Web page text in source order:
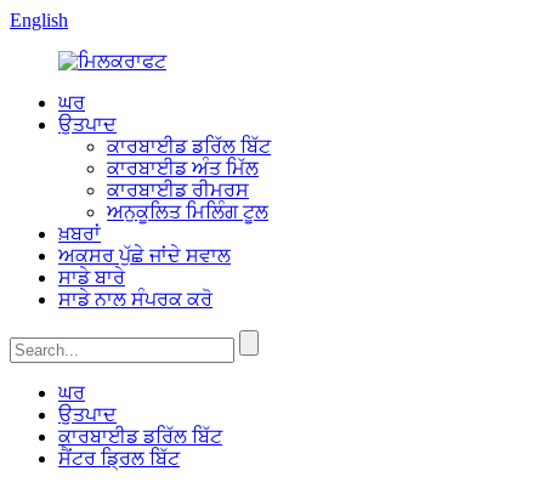
English
ਘਰ
ਉਤਪਾਦ
ਕਾਰਬਾਈਡ ਡਰਿੱਲ ਬਿੱਟ
ਕਾਰਬਾਈਡ ਅੰਤ ਮਿੱਲ
ਕਾਰਬਾਈਡ ਰੀਮਰਸ
ਅਨੁਕੂਲਿਤ ਮਿਲਿੰਗ ਟੂਲ
ਖ਼ਬਰਾਂ
ਅਕਸਰ ਪੁੱਛੇ ਜਾਂਦੇ ਸਵਾਲ
ਸਾਡੇ ਬਾਰੇ
ਸਾਡੇ ਨਾਲ ਸੰਪਰਕ ਕਰੋ
ਘਰ
ਉਤਪਾਦ
ਕਾਰਬਾਈਡ ਡਰਿੱਲ ਬਿੱਟ
ਸੈਂਟਰ ਡ੍ਰਿਲ ਬਿੱਟ